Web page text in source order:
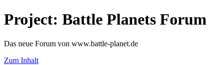
Project: Battle Planets Forum
Das neue Forum von www.battle-planet.de
Zum Inhalt